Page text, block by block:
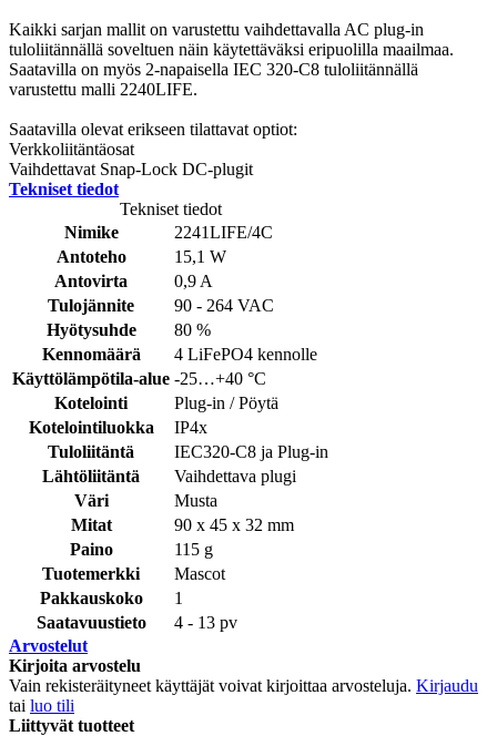
Kaikki sarjan mallit on varustettu vaihdettavalla AC plug-in
tuloliitännällä soveltuen näin käytettäväksi eripuolilla maailmaa.
Saatavilla on myös 2-napaisella IEC 320-C8 tuloliitännällä
varustettu malli 2240LIFE.
Saatavilla olevat erikseen tilattavat optiot:
Verkkoliitäntäosat
Vaihdettavat Snap-Lock DC-plugit
Tekniset tiedot
Tekniset tiedot
Nimike
2241LIFE/4C
Antoteho
15,1 W
Antovirta
0,9 A
Tulojännite
90 - 264 VAC
Hyötysuhde
80 %
Kennomäärä
4 LiFePO4 kennolle
Käyttölämpötila-alue -25…+40 °C
Kotelointi
Plug-in / Pöytä
Kotelointiluokka
IP4x
Tuloliitäntä
IEC320-C8 ja Plug-in
Lähtöliitäntä
Vaihdettava plugi
Väri
Musta
Mitat
90 x 45 x 32 mm
Paino
115 g
Tuotemerkki
Mascot
Pakkauskoko
1
Saatavuustieto
4 - 13 pv
Arvostelut
Kirjoita arvostelu
Vain rekisteräityneet käyttäjät voivat kirjoittaa arvosteluja. Kirjaudu
tai luo tili
Liittyvät tuotteet